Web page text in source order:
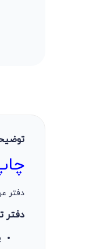
چاپ
دفتر
دفتر